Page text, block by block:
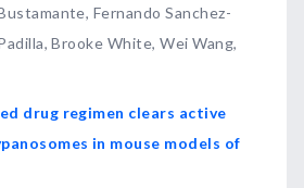
Fernando Sanchez-
Brooke White, Wei Wang,
drug regimen clears active
in mouse models of